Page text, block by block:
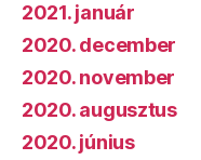
2021. január
2020. december
2020. november
2020. augusztus
2020. június